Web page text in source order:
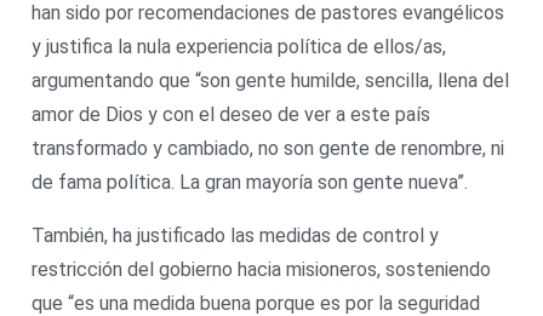
han sido por recomendaciones de pastores evangélicos
y justifica la nula experiencia política de ellos/as,
argumentando que “son gente humilde, sencilla, llena del
amor de Dios y con el deseo de ver a este país
transformado y cambiado, no son gente de renombre, ni
de fama política. La gran mayoría son gente nueva”.
También, ha justificado las medidas de control y
restricción del gobierno hacia misioneros, sosteniendo
que “es una medida buena porque es por la seguridad